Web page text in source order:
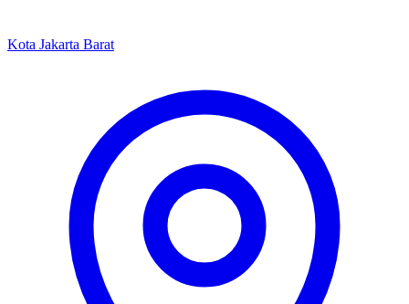
Kota Jakarta Barat